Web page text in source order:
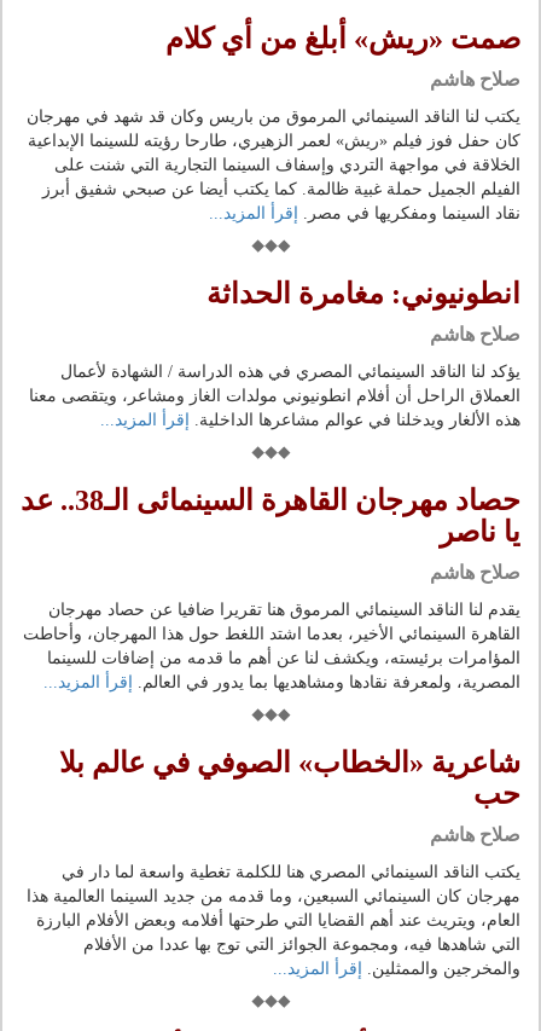
صمت «ريش» أبلغ من أي كلام
صلاح هاشم
يكتب لنا الناقد السينمائي المرموق من باريس وكان قد شهد في مهرجان
كان حفل فوز فيلم «ريش» لعمر الزهيري، طارحا رؤيته للسينما الإبداعية
الخلاقة في مواجهة التردي وإسفاف السينما التجارية التي شنت على
الفيلم الجميل حملة غبية ظالمة. كما يكتب أيضا عن صبحي شفيق أبرز
نقاد السينما ومفكريها في مصر.
إقرأ المزيد...
انطونيوني: مغامرة الحداثة
صلاح هاشم
يؤكد لنا الناقد السينمائي المصري في هذه الدراسة / الشهادة لأعمال
العملاق الراحل أن أفلام انطونيوني مولدات الغاز ومشاعر، ويتقصى معنا
هذه الألغار ويدخلنا في عوالم مشاعرها الداخلية.
إقرأ المزيد...
حصاد مهرجان القاهرة السينمائى الـ38.. عد
يا ناصر
صلاح هاشم
يقدم لنا الناقد السينمائي المرموق هنا تقريرا ضافيا عن حصاد مهرجان
القاهرة السينمائي الأخير، بعدما اشتد اللغط حول هذا المهرجان، وأحاطت
المؤامرات برئيسته، ويكشف لنا عن أهم ما قدمه من إضافات للسينما
المصرية، ولمعرفة نقادها ومشاهديها بما يدور في العالم.
إقرأ المزيد...
شاعرية «الخطاب» الصوفي في عالم بلا
حب
صلاح هاشم
يكتب الناقد السينمائي المصري هنا للكلمة تغطية واسعة لما دار في
مهرجان كان السينمائي السبعين، وما قدمه من جديد السينما العالمية هذا
العام، ويتريث عند أهم القضايا التي طرحتها أفلامه وبعض الأفلام البارزة
التي شاهدها فيه، ومجموعة الجوائز التي توج بها عددا من الأفلام
والمخرجين والممثلين.
إقرأ المزيد...